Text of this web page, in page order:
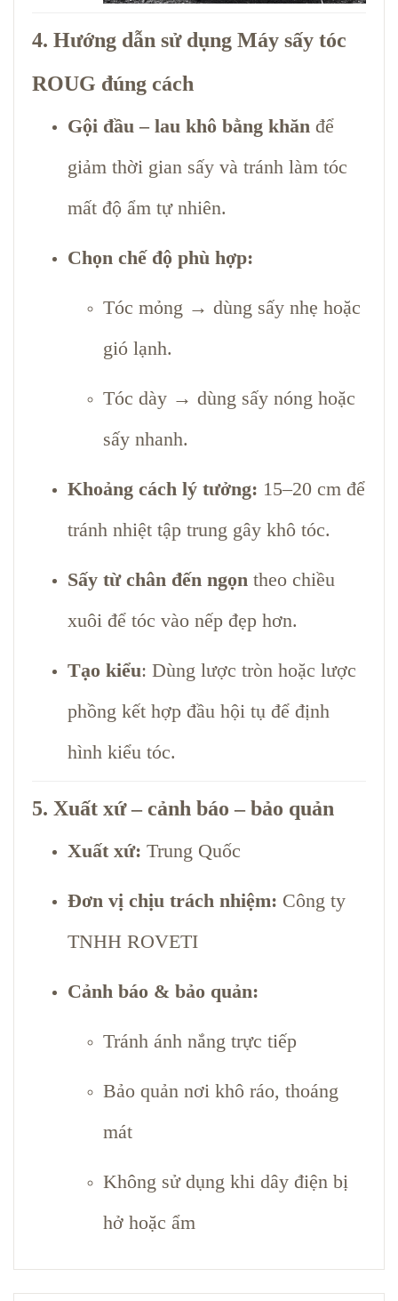
4. Hướng dẫn sử dụng Máy sấy tóc
ROUG đúng cách
Gội đầu – lau khô bằng khăn để
giảm thời gian sấy và tránh làm tóc
mất độ ẩm tự nhiên.
Chọn chế độ phù hợp:
Tóc mỏng → dùng sấy nhẹ hoặc
gió lạnh.
Tóc dày → dùng sấy nóng hoặc
sấy nhanh.
Khoảng cách lý tưởng: 15–20 cm để
tránh nhiệt tập trung gây khô tóc.
Sấy từ chân đến ngọn theo chiều
xuôi để tóc vào nếp đẹp hơn.
Tạo kiểu: Dùng lược tròn hoặc lược
phồng kết hợp đầu hội tụ để định
hình kiểu tóc.
5. Xuất xứ – cảnh báo – bảo quản
Xuất xứ: Trung Quốc
Đơn vị chịu trách nhiệm: Công ty
TNHH ROVETI
Cảnh báo & bảo quản:
Tránh ánh nắng trực tiếp
Bảo quản nơi khô ráo, thoáng
mát
Không sử dụng khi dây điện bị
hở hoặc ẩm